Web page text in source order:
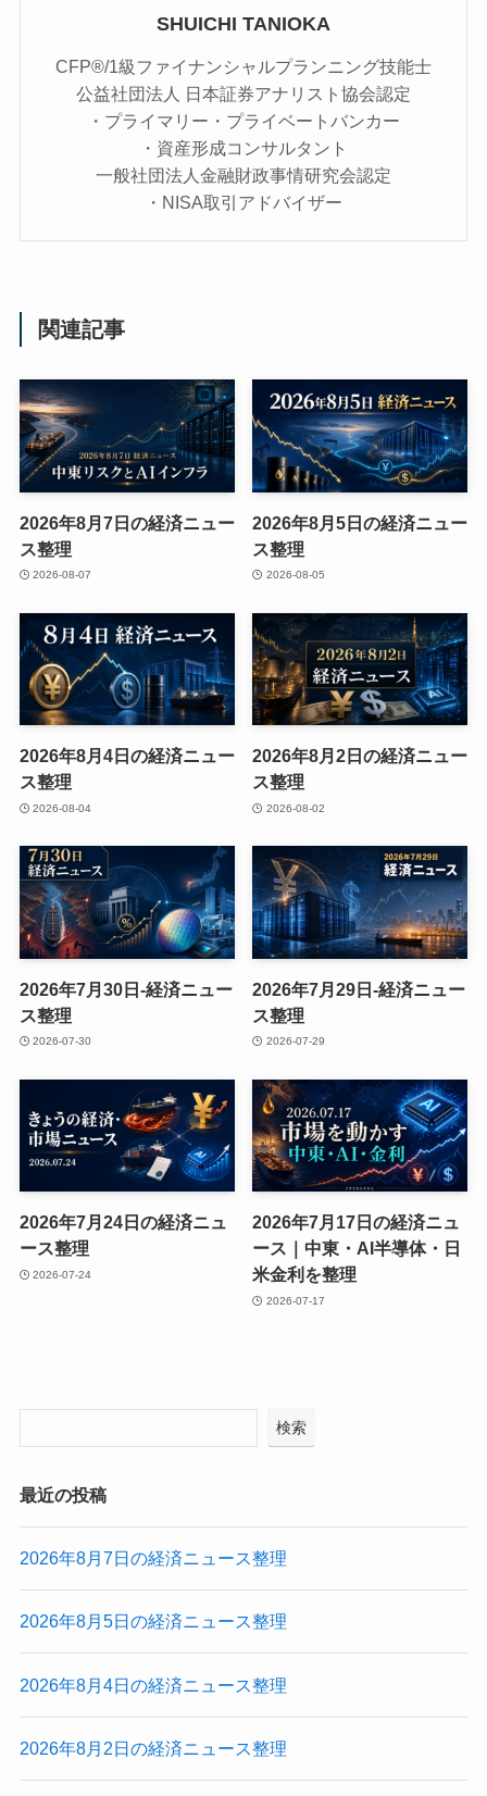
SHUICHI TANIOKA
CFP®/1級ファイナンシャルプランニング技能士
公益社団法人 日本証券アナリスト協会認定
・プライマリー・プライベートバンカー
・資産形成コンサルタント
一般社団法人金融財政事情研究会認定
・NISA取引アドバイザー
関連記事
2026年8月7日の経済ニュー
ス整理
2026-08-07
2026年8月5日の経済ニュー
ス整理
2026-08-05
2026年8月4日の経済ニュー
ス整理
2026-08-04
2026年8月2日の経済ニュー
ス整理
2026-08-02
2026年7月30日-経済ニュー
ス整理
2026-07-30
2026年7月29日-経済ニュー
ス整理
2026-07-29
2026年7月24日の経済ニュ
ース整理
2026-07-24
2026年7月17日の経済ニュ
ース｜中東・AI半導体・日
米金利を整理
2026-07-17
検索
最近の投稿
2026年8月7日の経済ニュース整理
2026年8月5日の経済ニュース整理
2026年8月4日の経済ニュース整理
2026年8月2日の経済ニュース整理